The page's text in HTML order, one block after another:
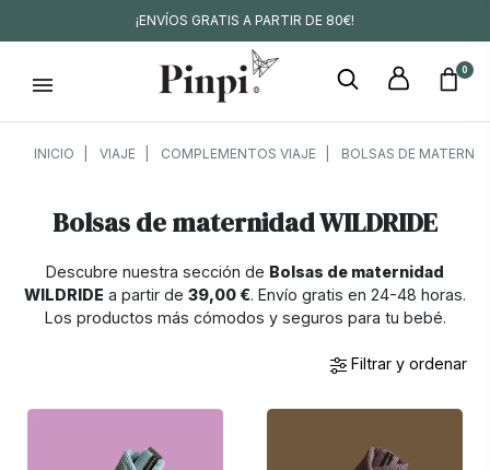
¡ENVÍOS GRATIS A PARTIR DE 80€!
0
INICIO VIAJE COMPLEMENTOS VIAJE BOLSAS DE
Bolsas de maternidad WILDRIDE
Descubre nuestra sección de Bolsas de maternidad
WILDRIDE a partir de 39,00 €. Envío gratis en 24-48 horas.
Los productos más cómodos y seguros para tu bebé.
Filtrar y ordenar